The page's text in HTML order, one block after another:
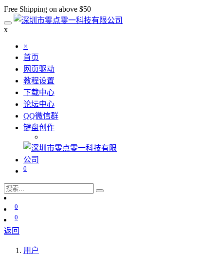
Free Shipping on above $50
x
×
首页
网页驱动
教程设置
下载中心
论坛中心
QQ微信群
键盘创作
0
0
0
返回
用户